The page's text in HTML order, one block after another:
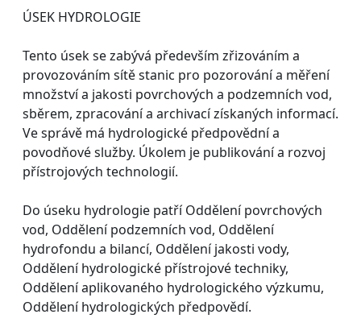
ÚSEK HYDROLOGIE
Tento úsek se zabývá především zřizováním a
provozováním sítě stanic pro pozorování a měření
množství a jakosti povrchových a podzemních vod,
sběrem, zpracování a archivací získaných informací.
Ve správě má hydrologické předpovědní a
povodňové služby. Úkolem je publikování a rozvoj
přístrojových technologií.
Do úseku hydrologie patří Oddělení povrchových
vod, Oddělení podzemních vod, Oddělení
hydrofondu a bilancí, Oddělení jakosti vody,
Oddělení hydrologické přístrojové techniky,
Oddělení aplikovaného hydrologického výzkumu,
Oddělení hydrologických předpovědí.